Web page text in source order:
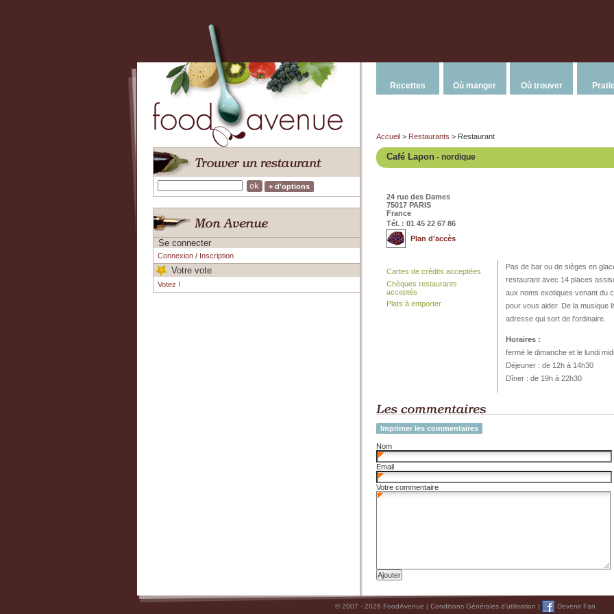
+ d'options
Se connecter
Connexion/ Inscription
Votre vote
Votez !
Recettes Où manger Où trouver
Accueil > Restaurants > Restaurant
Café Lapon - nordique
24 rue des Dames
75017 PARIS
France
Tél. : 01 45 22 67 86
Plan d'accès
Pas de bar ou de sièges en
restaurant avec 14 places
aux noms exotiques venant du
pour vous aider. De la musique
adresse qui sort de l'ordinaire.
Horaires :
fermé le dimanche et le lundi midi
Déjeuner : de 12h à 14h30
Dîner : de 19h à 22h30
Cartes de crédits acceptées
Chèques restaurants
acceptés
Plats à emporter
Imprimer les commentaires
Nom
Email
Votre commentaire
© 2007 - 2026 FoodAvenue | Conditions Générales d'utilisation | Devenir Fan